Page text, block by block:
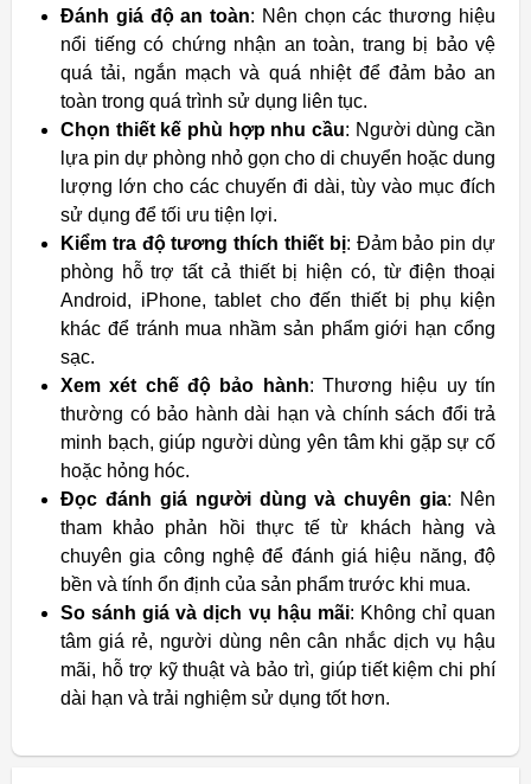
Đánh giá độ an toàn: Nên chọn các thương hiệu
nổi tiếng có chứng nhận an toàn, trang bị bảo vệ
quá tải, ngắn mạch và quá nhiệt để đảm bảo an
toàn trong quá trình sử dụng liên tục.
Chọn thiết kế phù hợp nhu cầu: Người dùng cần
lựa pin dự phòng nhỏ gọn cho di chuyển hoặc dung
lượng lớn cho các chuyến đi dài, tùy vào mục đích
sử dụng để tối ưu tiện lợi.
Kiểm tra độ tương thích thiết bị: Đảm bảo pin dự
phòng hỗ trợ tất cả thiết bị hiện có, từ điện thoại
Android, iPhone, tablet cho đến thiết bị phụ kiện
khác để tránh mua nhầm sản phẩm giới hạn cổng
sạc.
Xem xét chế độ bảo hành: Thương hiệu uy tín
thường có bảo hành dài hạn và chính sách đổi trả
minh bạch, giúp người dùng yên tâm khi gặp sự cố
hoặc hỏng hóc.
Đọc đánh giá người dùng và chuyên gia: Nên
tham khảo phản hồi thực tế từ khách hàng và
chuyên gia công nghệ để đánh giá hiệu năng, độ
bền và tính ổn định của sản phẩm trước khi mua.
So sánh giá và dịch vụ hậu mãi: Không chỉ quan
tâm giá rẻ, người dùng nên cân nhắc dịch vụ hậu
mãi, hỗ trợ kỹ thuật và bảo trì, giúp tiết kiệm chi phí
dài hạn và trải nghiệm sử dụng tốt hơn.